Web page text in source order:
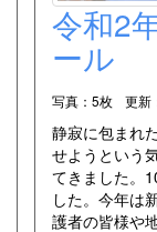
令和2
ール
写真：5枚 更新
静寂に包まれ
せようという
てきました。
した。今年は
護者の皆様や